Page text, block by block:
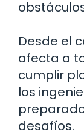
Desde el
afecta a
cumplir
los
desafíos.